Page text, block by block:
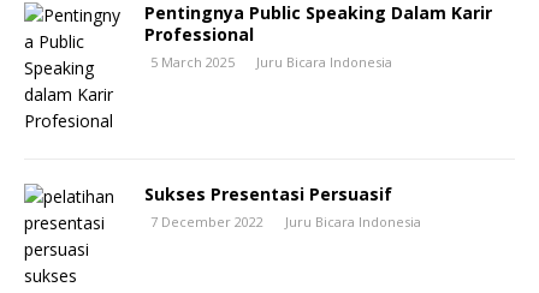
Pentingnya Public Speaking Dalam Karir
Professional
5 March 2025 Juru Bicara Indonesia
Sukses Presentasi Persuasif
7 December 2022 Juru Bicara Indonesia